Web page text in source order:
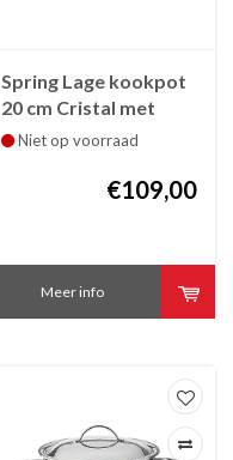
Spring Lage kookpot
20 cm Cristal met
deksel
Niet op voorraad
€109,00
Meer info